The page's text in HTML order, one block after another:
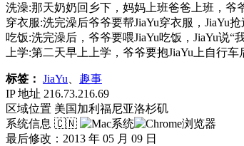
洗澡:那天奶奶回乡下，妈妈上班爸爸上班，爷
穿衣服:洗完澡后爷爷要帮JiaYu穿衣服，JiaYu
吃饭:洗完澡后，爷爷要喂JiaYu吃饭，JiaYu说“
上学:第二天早上上学，爷爷要抱JiaYu上自行车
标签： JiaYu
趣事
IP 地址 216.73.216.69
区域位置 美国加利福尼亚洛杉矶
系统信息 🇨🇳
最后修改：2013 年 05 月 09 日